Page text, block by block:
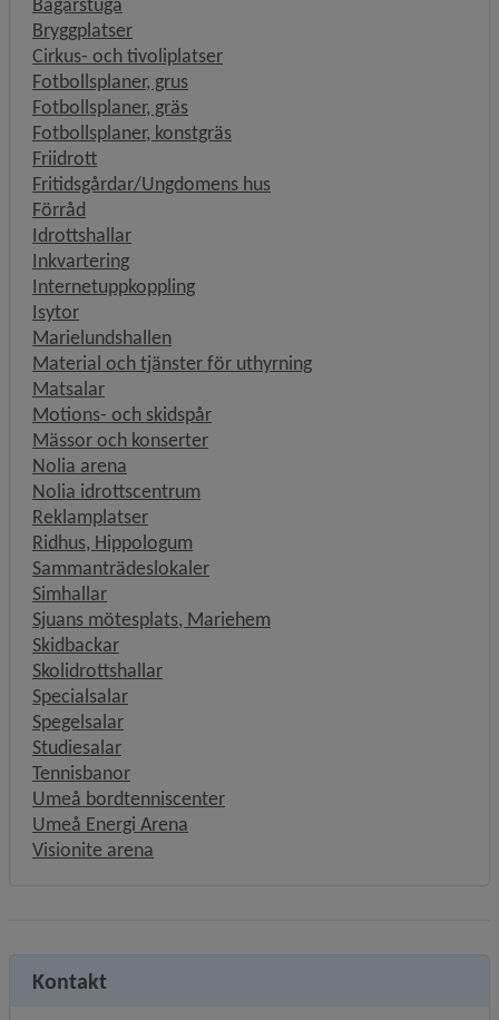
Bryggplatser
Cirkus- och tivoliplatser
Fotbollsplaner, grus
Fotbollsplaner, gräs
Fotbollsplaner, konstgräs
Friidrott
Fritidsgårdar/Ungdomens hus
Förråd
Idrottshallar
Inkvartering
Internetuppkoppling
Isytor
Marielundshallen
Material och tjänster för uthyrning
Matsalar
Motions- och skidspår
Mässor och konserter
Nolia arena
Nolia idrottscentrum
Reklamplatser
Ridhus, Hippologum
Sammanträdeslokaler
Simhallar
Sjuans mötesplats, Mariehem
Skidbackar
Skolidrottshallar
Specialsalar
Spegelsalar
Studiesalar
Tennisbanor
Umeå bordtenniscenter
Umeå Energi Arena
Visionite arena
Kontakt